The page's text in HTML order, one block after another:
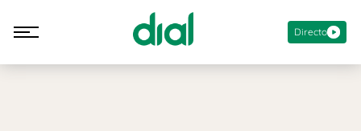
Directo